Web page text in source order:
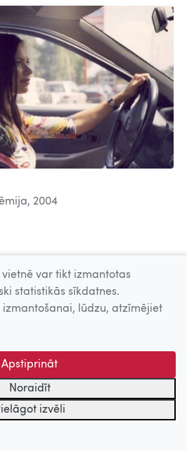
2004
Uz augšu
Kultūras informācijas sistēmu
Latvijas Valsts
vietnē var tikt izmantotas
statistikās sīkdatnes.
izmantošanai, lūdzu, atzīmējiet
Apstiprināt
Noraidīt
izvēli